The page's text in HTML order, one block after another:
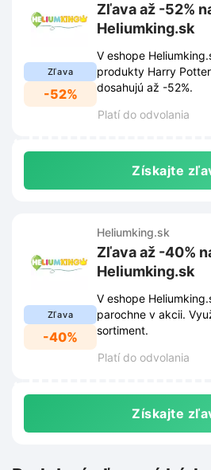
Zľava
-52%
Zľava až -52%
Heliumking.sk
V eshope
produkty Harry
dosahujú až -52%.
Platí do odvolania
Získajte
Zľava
-40%
Heliumking.sk
Zľava až -40%
Heliumking.sk
V eshope
parochne v akcii.
sortiment.
Platí do odvolania
Získajte